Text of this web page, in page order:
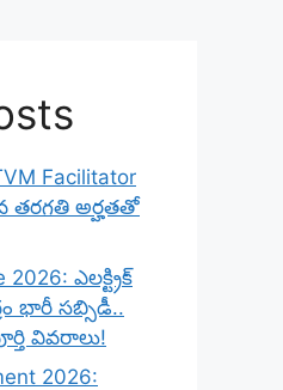
Facilitator
తరగతి అర్హతతో
2026: ఎలక్ట్రిక్
భారీ సబ్సిడీ..
వివరాలు!
2026: